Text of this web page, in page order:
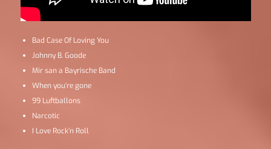
Bad Case Of Loving You
Johnny B. Goode
Mir san a Bayrische Band
When you’re gone
99 Luftballons
Narcotic
I Love Rock’n Roll